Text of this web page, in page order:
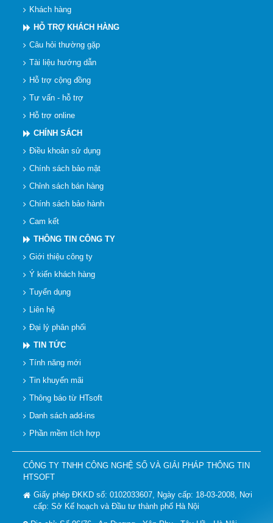
Khách hàng
HỖ TRỢ KHÁCH HÀNG
Câu hỏi thường gặp
Tài liệu hướng dẫn
Hỗ trợ cộng đồng
Tư vấn - hỗ trợ
Hỗ trợ online
CHÍNH SÁCH
Điều khoản sử dụng
Chính sách bảo mật
Chỉnh sách bán hàng
Chính sách bảo hành
Cam kết
THÔNG TIN CÔNG TY
Giới thiệu công ty
Ý kiến khách hàng
Tuyển dụng
Liên hệ
Đại lý phân phối
TIN TỨC
Tính năng mới
Tin khuyến mãi
Thông báo từ HTsoft
Danh sách add-ins
Phần mềm tích hợp
CÔNG TY TNHH CÔNG NGHỆ SỐ VÀ GIẢI PHÁP THÔNG TIN
HTSOFT
Giấy phép ĐKKD số: 0102033607, Ngày cấp: 18-03-2008, Nơi
cấp: Sở Kế hoạch và Đầu tư thành phố Hà Nội